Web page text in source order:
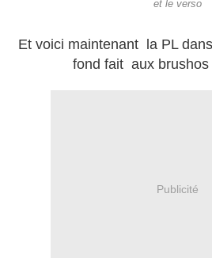
et le verso
Et voici maintenant la PL
fond fait aux brushos
Publicité